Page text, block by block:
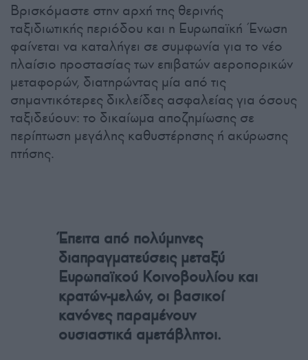
Βρισκόμαστε στην αρχή της θερινής
ταξιδιωτικής περιόδου και η Ευρωπαϊκή Ένωση
φαίνεται να καταλήγει σε συμφωνία για το νέο
πλαίσιο προστασίας των επιβατών αεροπορικών
μεταφορών, διατηρώντας μία από τις
σημαντικότερες δικλείδες ασφαλείας για όσους
ταξιδεύουν: το δικαίωμα αποζημίωσης σε
περίπτωση μεγάλης καθυστέρησης ή ακύρωσης
πτήσης.
Έπειτα από πολύμηνες
διαπραγματεύσεις μεταξύ
Ευρωπαϊκού Κοινοβουλίου και
κρατών-μελών, οι βασικοί
κανόνες παραμένουν
ουσιαστικά αμετάβλητοι.